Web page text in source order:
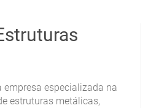
empresa especializada na
estruturas metálicas,